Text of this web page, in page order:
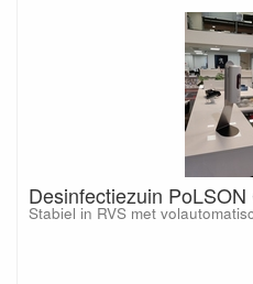
Desinfectiezuin
Stabiel in RVS met